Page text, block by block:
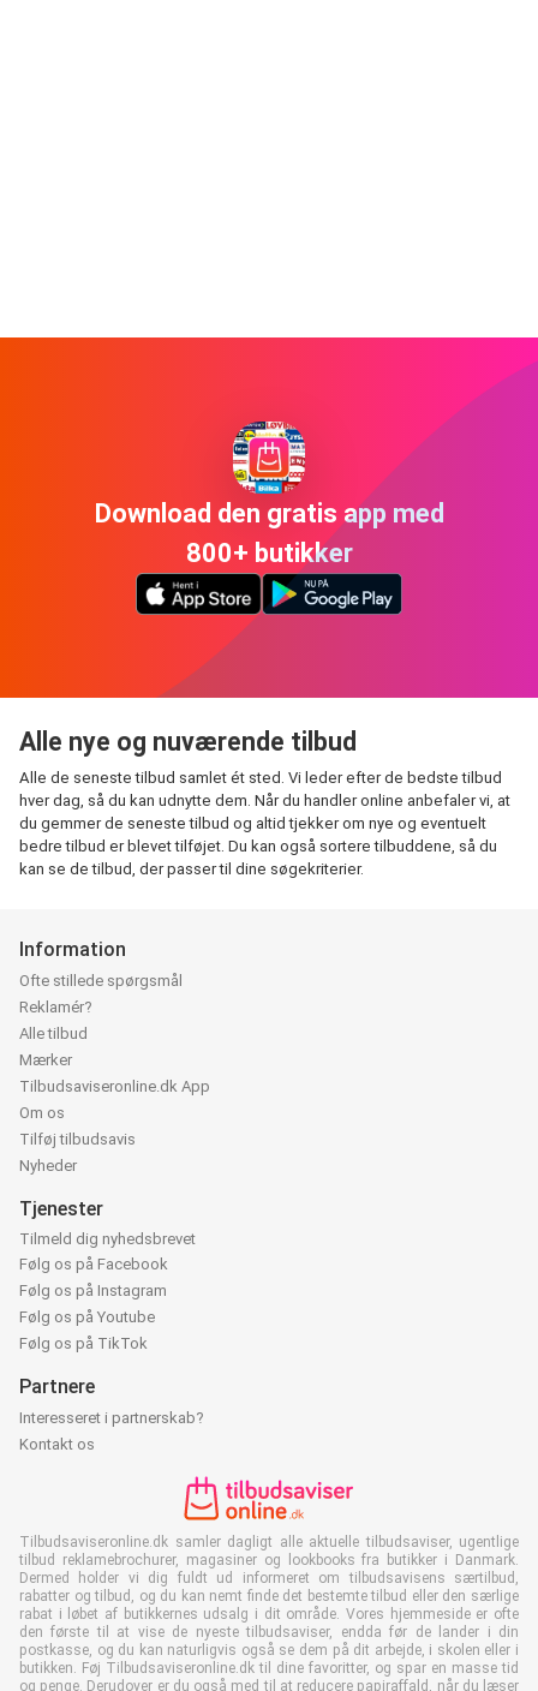
Download den gratis app med
800+ butikker
Alle nye og nuværende tilbud
Alle de seneste tilbud samlet ét sted. Vi leder efter de bedste tilbud
hver dag, så du kan udnytte dem. Når du handler online anbefaler vi, at
du gemmer de seneste tilbud og altid tjekker om nye og eventuelt
bedre tilbud er blevet tilføjet. Du kan også sortere tilbuddene, så du
kan se de tilbud, der passer til dine søgekriterier.
Information
Ofte stillede spørgsmål
Reklamér?
Alle tilbud
Mærker
Tilbudsaviseronline.dk App
Om os
Tilføj tilbudsavis
Nyheder
Tjenester
Tilmeld dig nyhedsbrevet
Følg os på Facebook
Følg os på Instagram
Følg os på Youtube
Følg os på TikTok
Partnere
Interesseret i partnerskab?
Kontakt os
Tilbudsaviseronline.dk samler dagligt alle aktuelle tilbudsaviser, ugentlige
tilbud reklamebrochurer, magasiner og lookbooks fra butikker i Danmark.
Dermed holder vi dig fuldt ud informeret om tilbudsavisens særtilbud,
rabatter og tilbud, og du kan nemt finde det bestemte tilbud eller den særlige
rabat i løbet af butikkernes udsalg i dit område. Vores hjemmeside er ofte
den første til at vise de nyeste tilbudsaviser, endda før de lander i din
postkasse, og du kan naturligvis også se dem på dit arbejde, i skolen eller i
butikken. Føj Tilbudsaviseronline.dk til dine favoritter, og spar en masse tid
og penge. Derudover er du også med til at reducere papiraffald, når du læser